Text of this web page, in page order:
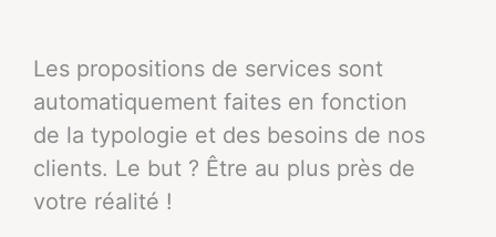
Les propositions de services sont
automatiquement faites en fonction
de la typologie et des besoins de nos
clients. Le but ? Être au plus près de
votre réalité !